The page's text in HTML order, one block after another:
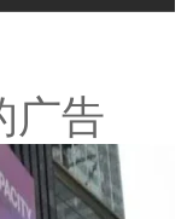
广告